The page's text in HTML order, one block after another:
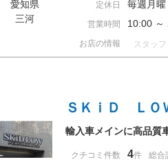
愛知県
三河
定休日 毎週月
営業時間 10:00
お店の情報 スタッフ
ＳＫｉＤ ＬＯ
輸入車メインに高品質
クチコミ件数 4件 総合